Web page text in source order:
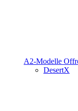
A2-Modelle
DesertX